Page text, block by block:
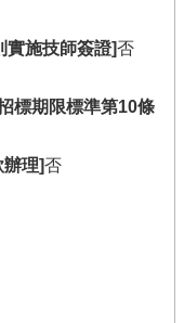
實施技師簽證]否
標期限標準第10條
理]否